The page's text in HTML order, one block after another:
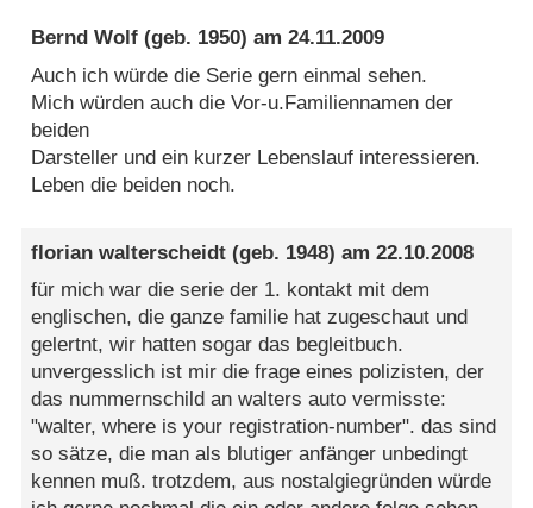
Bernd Wolf (geb. 1950) am24.11.2009
Auch ich würde die Serie gern einmal sehen.
Mich würden auch die Vor-u.Familiennamen der
beiden
Darsteller und ein kurzer Lebenslauf interessieren.
Leben die beiden noch.
florian walterscheidt (geb. 1948) am22.10.2008
für mich war die serie der 1. kontakt mit dem
englischen, die ganze familie hat zugeschaut und
gelertnt, wir hatten sogar das begleitbuch.
unvergesslich ist mir die frage eines polizisten, der
das nummernschild an walters auto vermisste:
"walter, where is your registration-number". das sind
so sätze, die man als blutiger anfänger unbedingt
kennen muß. trotzdem, aus nostalgiegründen würde